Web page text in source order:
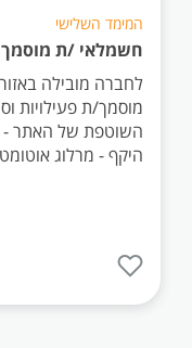
המימד השלישי
חשמלאי /ת מוסמך
לחברה מובילה
מוסמך/ת פעילויות
השוטפת של האתר -
היקף - מרלוג